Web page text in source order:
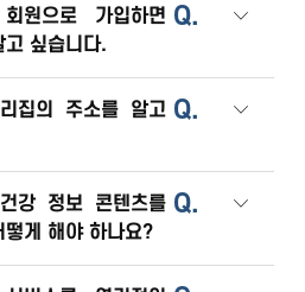
Q.
원으로 가입하면
고 싶습니다.
Q.
집의 주소를 알고
Q.
강 정보 콘텐츠를
게 해야 하나요?